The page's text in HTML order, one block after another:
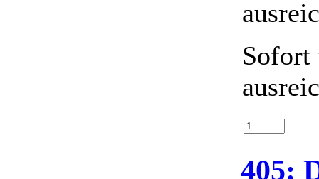
Sofort
405: